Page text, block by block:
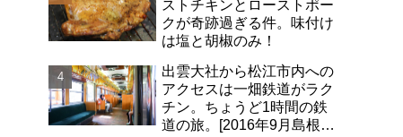
ストチキンとローストポー
クが奇跡過ぎる件。味付け
は塩と胡椒のみ！
出雲大社から松江市内への
アクセスは一畑鉄道がラク
チン。ちょうど1時間の鉄
道の旅。[2016年9月島根旅